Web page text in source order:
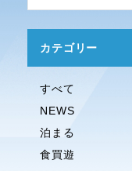
カテゴリー
すべて
NEWS
泊まる
食買遊